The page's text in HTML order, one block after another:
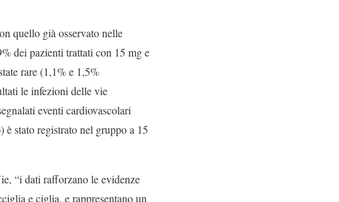
quello già osservato nelle
dei pazienti trattati con 15 mg e
rare (1,1% e 1,5%
le infezioni delle vie
eventi cardiovascolari
stato registrato nel gruppo a 15
“i dati rafforzano le evidenze
e ciglia, e rappresentano un